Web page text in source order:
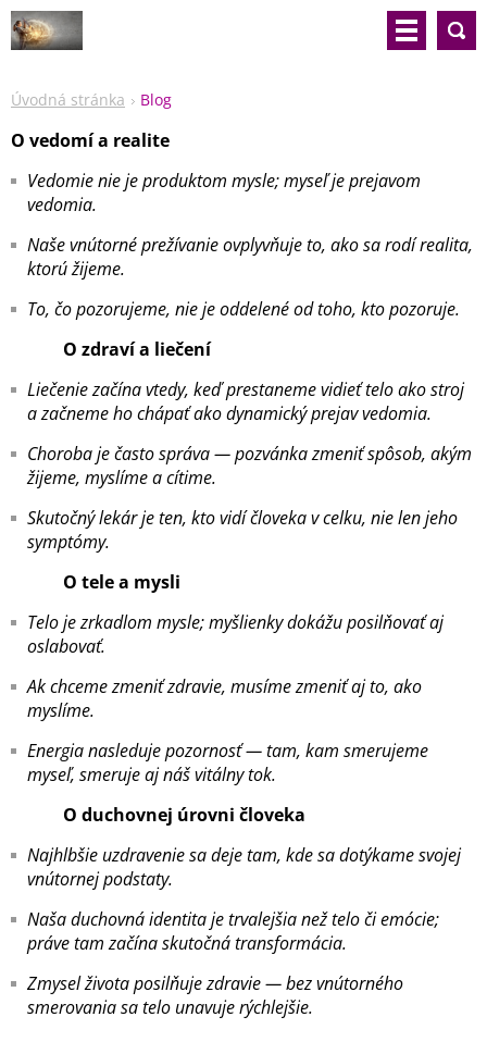
Úvodná stránka Blog
O vedomí a realite
Vedomie nie je produktom mysle; myseľ je prejavom
vedomia.
Naše vnútorné prežívanie ovplyvňuje to, ako sa rodí realita,
ktorú žijeme.
To, čo pozorujeme, nie je oddelené od toho, kto pozoruje.
O zdraví a liečení
Liečenie začína vtedy, keď prestaneme vidieť telo ako stroj
a začneme ho chápať ako dynamický prejav vedomia.
Choroba je často správa — pozvánka zmeniť spôsob, akým
žijeme, myslíme a cítime.
Skutočný lekár je ten, kto vidí človeka v celku, nie len jeho
symptómy.
O tele a mysli
Telo je zrkadlom mysle; myšlienky dokážu posilňovať aj
oslabovať.
Ak chceme zmeniť zdravie, musíme zmeniť aj to, ako
myslíme.
Energia nasleduje pozornosť — tam, kam smerujeme
myseľ, smeruje aj náš vitálny tok.
O duchovnej úrovni človeka
Najhlbšie uzdravenie sa deje tam, kde sa dotýkame svojej
vnútornej podstaty.
Naša duchovná identita je trvalejšia než telo či emócie;
práve tam začína skutočná transformácia.
Zmysel života posilňuje zdravie — bez vnútorného
smerovania sa telo unavuje rýchlejšie.